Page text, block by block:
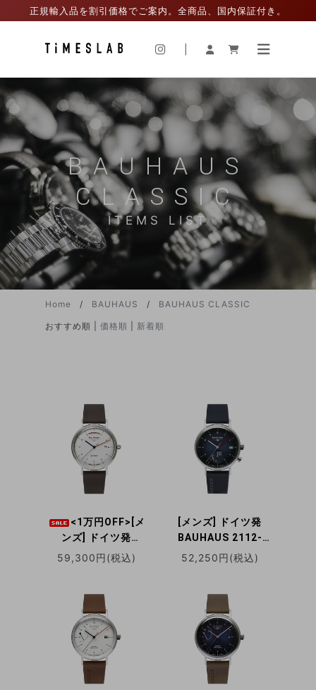
正規輸入品を割引価格でご案内。全商品、国内保証付き。
BAUHAUS
CLASSIC
ITEMS LIST
Home BAUHAUS BAUHAUS CLASSIC
おすすめ順 | 価格順 新着順
<1万円OFF>[メ
ンズ] ドイツ発
BAUHAUS 2162-
ルトン
59,300円(税込)
[メンズ] ドイツ発
BAUHAUS 2112-
3SP バウハウス ソー
ンダー
52,250円(税込)